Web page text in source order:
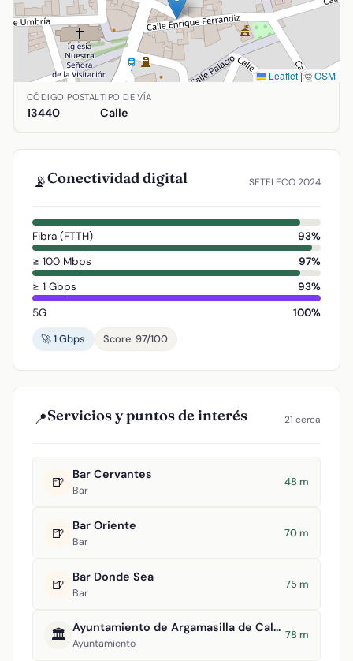
Leaflet|©OSM
Ubicación de Prolongacion Desengaño en Argamasilla
CÓDIGO POSTAL
13440
TIPO DE VÍA
Calle
📡Conectividad digital SETELECO 2024
Fibra (FTTH)
93%
≥ 100 Mbps
97%
≥ 1 Gbps
93%
5G
100%
🚀 1 Gbps
Score: 97/100
📍Servicios y puntos de interés 21 cerca
🍺 Bar Cervantes
Bar
48 m
🍺 Bar Oriente
Bar
70 m
🍺 Bar Donde Sea
Bar
75 m
🏛️ Ayuntamiento de Argamasilla de Calatrava
Ayuntamiento
78 m